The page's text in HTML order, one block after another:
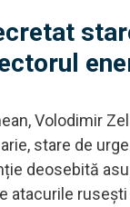
Volodimir
stare de
deosebită
atacurile